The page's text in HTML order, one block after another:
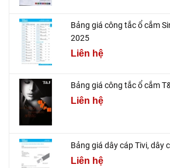
Bảng giá công tắc ổ cắm
2025
Liên hệ
Bảng giá công tắc ổ cắm
Liên hệ
Bảng giá dây cáp Tivi, dây
Liên hệ